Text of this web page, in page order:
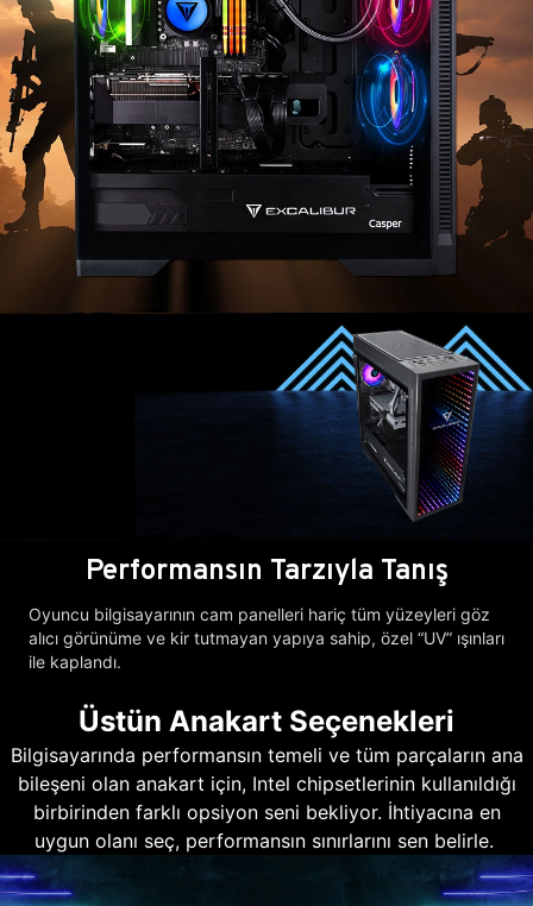
Performansın Tarzıyla Tanış
Oyuncu bilgisayarının cam panelleri hariç tüm yüzeyleri göz
alıcı görünüme ve kir tutmayan yapıya sahip, özel “UV” ışınları
ile kaplandı.
Üstün Anakart Seçenekleri
Bilgisayarında performansın temeli ve tüm parçaların ana
bileşeni olan anakart için, Intel chipsetlerinin kullanıldığı
birbirinden farklı opsiyon seni bekliyor. İhtiyacına en
uygun olanı seç, performansın sınırlarını sen belirle.